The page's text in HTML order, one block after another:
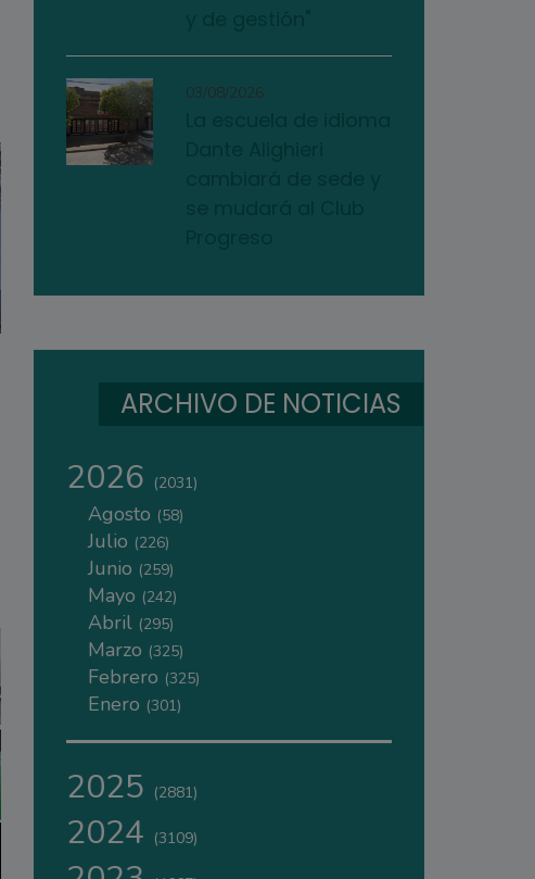
03/08/2026
ARCHIVO DE NOTICIAS
2026 (2031)
Agosto (58)
Julio (226)
Junio (259)
Mayo (242)
Abril (295)
Marzo (325)
Febrero (325)
Enero (301)
2025 (2881)
2024 (3109)